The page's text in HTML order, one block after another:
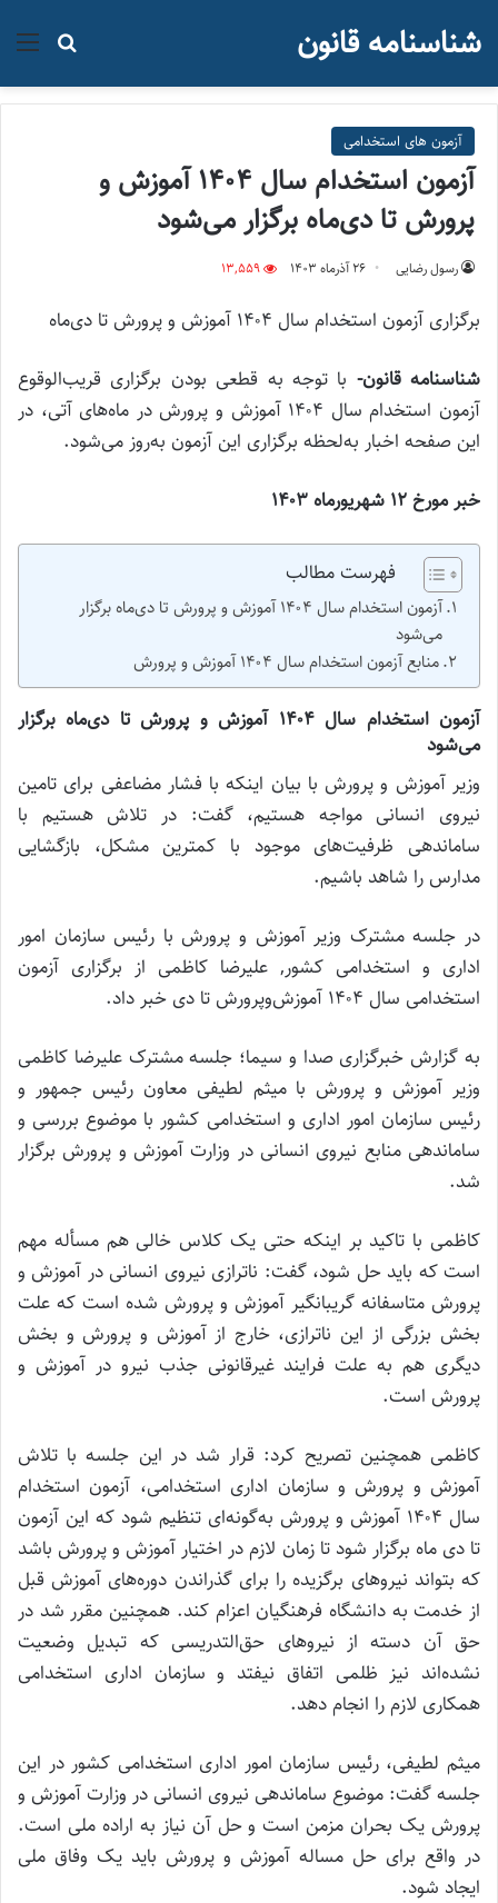
جستجو شناسنامه قانون
آزمون های استخدامی
آزمون استخدام سال ۱۴۰۴ آموزش‌ و
پرورش تا دی‌ماه برگزار می‌شود
رسول رضایی ۲۶ آذر‌ماه ۱۴۰۳ 13,559
برگزاری آزمون استخدام سال ۱۴۰۴ آموزش‌ و پرورش تا دی‌ماه
شناسنامه قانون- با توجه به قطعی بودن برگزاری قریب‌الوقوع
آزمون استخدام سال ۱۴۰۴ آموزش‌ و پرورش در ماه‌های آتی، در
این صفحه اخبار به‌لحظه برگزاری این آزمون به‌روز می‌شود.
خبر مورخ ۱۲ شهریورماه ۱۴۰۳
فهرست مطالب
آزمون استخدام سال ۱۴۰۴ آموزش‌ و پرورش تا دی‌ماه برگزار
می‌شود
منابع آزمون استخدام سال ۱۴۰۴ آموزش‌ و پرورش
آزمون استخدام سال ۱۴۰۴ آموزش‌ و پرورش تا دی‌ماه برگزار
می‌شود
وزیر آموزش و پرورش با بیان اینکه با فشار مضاعفی برای تامین
نیروی انسانی مواجه هستیم، گفت: در تلاش هستیم با
ساماندهی ظرفیت‌های موجود با کمترین مشکل، بازگشایی
مدارس را شاهد باشیم.
در جلسه مشترک وزیر آموزش و پرورش با رئیس سازمان امور
اداری و استخدامی کشور, علیرضا کاظمی از برگزاری آزمون
استخدامی سال ۱۴۰۴ آموزش‌وپرورش تا دی خبر داد.
به گزارش خبرگزاری صدا و سیما؛ جلسه مشترک علیرضا کاظمی
وزیر آموزش و پرورش با میثم لطیفی معاون رئیس جمهور و
رئیس سازمان امور اداری و استخدامی کشور با موضوع بررسی و
ساماندهی منابع نیروی انسانی در وزارت آموزش و پرورش برگزار
شد.
کاظمی با تاکید بر اینکه حتی یک کلاس خالی هم مسأله مهم
است که باید حل شود، گفت: ناترازی نیروی انسانی در آموزش و
پرورش متاسفانه گریبانگیر آموزش و پرورش شده است که علت
بخش بزرگی از این ناترازی، خارج از آموزش و پرورش و بخش
دیگری هم به علت فرایند غیرقانونی جذب نیرو در آموزش و
پرورش است.
کاظمی همچنین تصریح کرد: قرار شد در این جلسه با تلاش
آموزش و پرورش و سازمان اداری استخدامی، آزمون استخدام
سال ۱۴۰۴ آموزش‌ و پرورش به‌گونه‌ای تنظیم شود که این آزمون
تا دی ماه برگزار شود تا زمان لازم در اختیار آموزش و پرورش باشد
که بتواند نیرو‌های برگزیده را برای گذراندن دوره‌های آموزش قبل
از خدمت به دانشگاه فرهنگیان اعزام کند. همچنین مقرر شد در
حق آن دسته از نیرو‌های حق‌التدریسی که تبدیل وضعیت
نشده‌اند نیز ظلمی اتفاق نیفتد و سازمان اداری استخدامی
همکاری لازم را انجام دهد.
میثم لطیفی، رئیس سازمان امور اداری استخدامی کشور در این
جلسه گفت: موضوع ساماندهی نیروی انسانی در وزارت آموزش و
پرورش یک بحران مزمن است و حل آن نیاز به اراده ملی است.
در واقع برای حل مساله آموزش و پرورش باید یک وفاق ملی
ایجاد شود.